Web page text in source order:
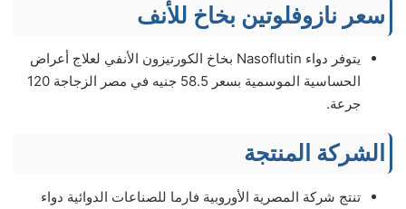
سعر نازوفلوتين بخاخ للأنف
يتوفر دواء ‌Nasoflutin بخاخ الكورتيزون الأنفي لعلاج أعراض
الحساسية الموسمية بسعر 58.5 جنيه في مصر الزجاجة 120
جرعة.
الشركة المنتجة
تنتج شركة المصرية الأوروبية فارما للصناعات الدوائية دواء